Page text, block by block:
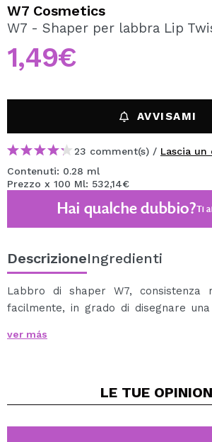
Creando un account su Maquibeauty.it
acquisti velocemente, controllare lo
consultare le tue operazioni precedenti.
CREARE UN
W7 Cosmetics
W7 - Shaper per labbra Lip
1,49€
AVVISAMI
23 comment(s) / Lascia un
Contenuti: 0.28 ml
Prezzo x 100 Ml: 532,14€
Hai qualche dubbio?Ti
DescrizioneIngredienti
Labbro di shaper W7, consistenza
facilmente, in grado di disegnare
ver más
LE TUE